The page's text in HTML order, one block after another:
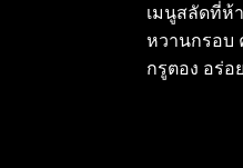
เมนูสลัดที่ห้
หวานกรอบ
กรูตอง อร่อ